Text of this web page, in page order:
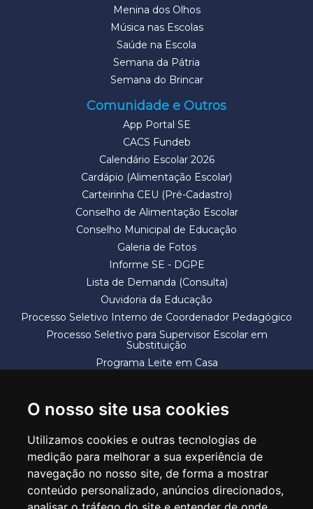
O nosso site usa cookies
Utilizamos cookies e outras tecnologias de
medição para melhorar a sua experiência de
navegação no nosso site, de forma a mostrar
conteúdo personalizado, anúncios direcionados,
Menina dos Olhos
Música nas Escolas
Saúde na Escola
Semana da Pátria
Semana do Brincar
Comunidade e Outros
App Portal SE
CACS Fundeb
Calendário Escolar 2026
Cardápio (Alimentação Escolar)
Carteirinha CEU (Pré-Cadastro)
Conselho de Alimentação Escolar
Conselho Municipal de Educação
Galeria de Fotos
Informe SE - DGPE
Lista de Demanda (Consulta)
Ouvidoria da Educação
Processo Seletivo Interno de Coordenador Pedagógico
Processo Seletivo para Supervisor Escolar em
Substituição
Programa Leite em Casa
SECRETARIA DE EDUCAÇÃO